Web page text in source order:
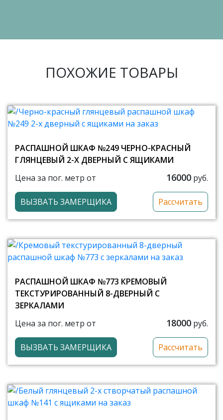
ПОХОЖИЕ ТОВАРЫ
РАСПАШНОЙ ШКАФ №249 ЧЕРНО-КРАСНЫЙ
ГЛЯНЦЕВЫЙ 2-Х ДВЕРНЫЙ С ЯЩИКАМИ
Цена за пог. метр от
16000 руб.
ВЫЗВАТЬ ЗАМЕРЩИКА Рассчитать
РАСПАШНОЙ ШКАФ №773 КРЕМОВЫЙ
ТЕКСТУРИРОВАННЫЙ 8-ДВЕРНЫЙ С
ЗЕРКАЛАМИ
Цена за пог. метр от
18000 руб.
ВЫЗВАТЬ ЗАМЕРЩИКА Рассчитать